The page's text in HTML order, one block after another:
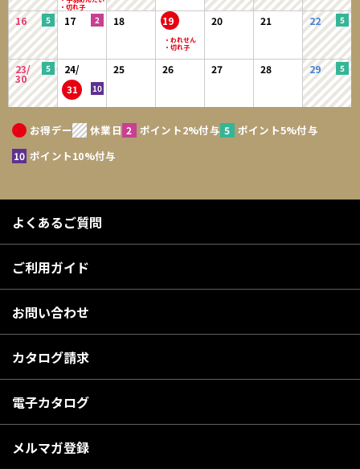
16 17 18 19 20 21 22
23/
30
24/
31
25 26 27 28 29
お得デー 休業日 ポイント2%付与
ポイント5%付与
ポイント10%付与
よくあるご質問
ご利用ガイド
お問い合わせ
カタログ請求
電子カタログ
メルマガ登録